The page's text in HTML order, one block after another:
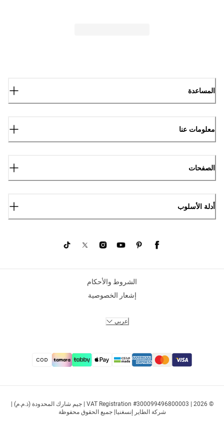
المساعدة
معلومات عنا
الصفحات
أدلة الأسلوب
© 2026 | VAT Registration #300099496800003 | جيم شارك المحدودة (ذ.م.م) |
شركة الطاير إنسغنيا| جميع الحقوق محفوظة
الشروط والأحكام
إشعار الخصوصية
عربي